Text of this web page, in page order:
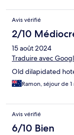
Avis vérifié
2/10
15 août 2024
Traduire avec
Old dilapidated
Ramon, séjour de
Avis vérifié
6/10 Bien